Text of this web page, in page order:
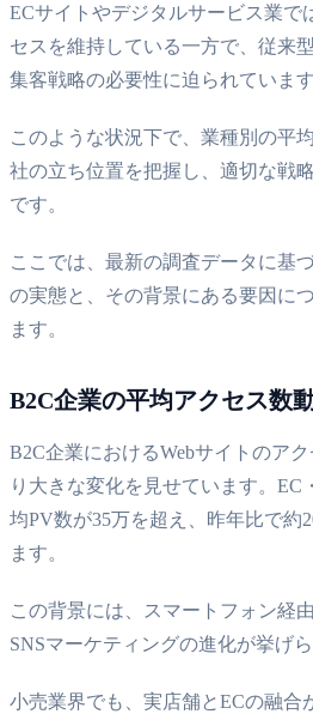
ECサイトやデジタルサービス業で
セスを維持している一方で、従来
集客戦略の必要性に迫られています
このような状況下で、業種別の平
社の立ち位置を把握し、適切な戦
です。
ここでは、最新の調査データに基
の実態と、その背景にある要因に
ます。
B2C企業の平均アクセス数
B2C企業におけるWebサイトのア
り大きな変化を見せています。EC
均PV数が35万を超え、昨年比で約
ます。
この背景には、スマートフォン経
SNSマーケティングの進化が挙げら
小売業界でも、実店舗とECの融合